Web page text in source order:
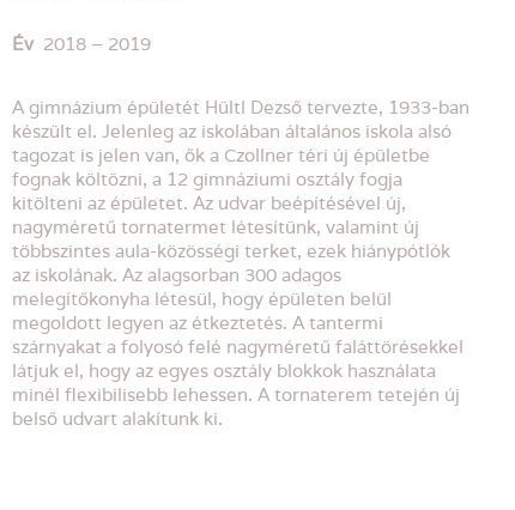
Év 2018 – 2019
A gimnázium épületét Hültl Dezső tervezte, 1933-ban
készült el. Jelenleg az iskolában általános iskola alsó
tagozat is jelen van, ők a Czollner téri új épületbe
fognak költözni, a 12 gimnáziumi osztály fogja
kitölteni az épületet. Az udvar beépítésével új,
nagyméretű tornatermet létesítünk, valamint új
többszintes aula-közösségi terket, ezek hiánypótlók
az iskolának. Az alagsorban 300 adagos
melegítőkonyha létesül, hogy épületen belül
megoldott legyen az étkeztetés. A tantermi
szárnyakat a folyosó felé nagyméretű faláttörésekkel
látjuk el, hogy az egyes osztály blokkok használata
minél flexibilisebb lehessen. A tornaterem tetején új
belső udvart alakítunk ki.